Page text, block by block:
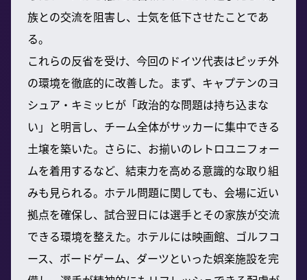
族との交流を阻害し、士気を低下させたことであ
る。
これらの反省を受け、今回のドイツ代表はピッチ外
の環境を徹底的に改善した。まず、キャプテンのヨ
シュア・キミッヒが「政治的な問題は持ち込まな
い」と明言し、チーム全体がサッカーに集中できる
土壌を築いた。さらに、お揃いのレトロユニフォー
ムを着用するなど、結束力を高める意識的な取り組
みも見られる。ホテル問題に関しても、会場に近い
拠点を確保し、試合翌日には選手とその家族が交流
できる環境を整えた。ホテルには映画館、ゴルフコ
ース、ボードゲーム、ダーツといった娯楽施設を完